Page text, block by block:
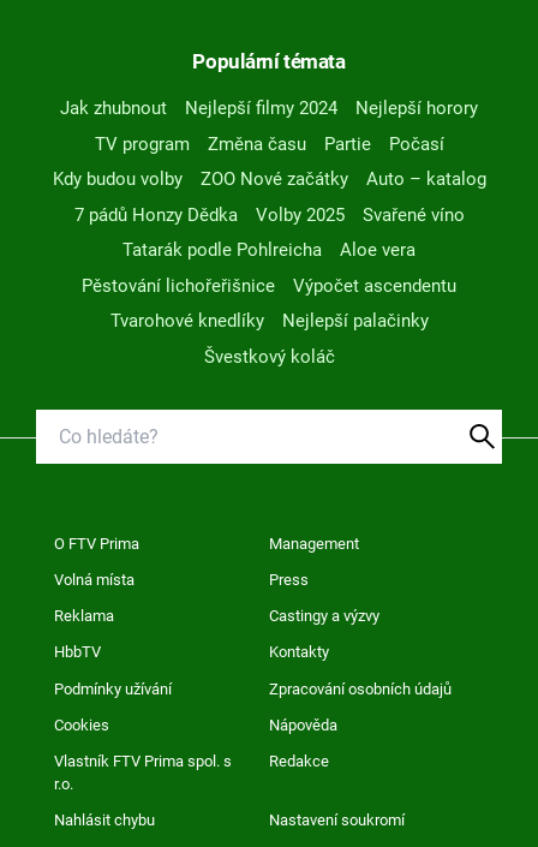
Populární témata
Jak zhubnout Nejlepší filmy 2024
Nejlepší horory
TV program
Změna času Partie
Počasí
Kdy budou volby
ZOO Nové začátky
Auto – katalog
7 pádů Honzy Dědka
Volby 2025
Svařené víno
Tatarák podle Pohlreicha
Aloe vera
Pěstování lichořeřišnice
Výpočet ascendentu
Tvarohové knedlíky
Nejlepší palačinky
Švestkový koláč
O FTV Prima Management
Volná místa Press
Reklama Castingy a výzvy
HbbTV Kontakty
Podmínky užívání Zpracování osobních údajů
Cookies Nápověda
Vlastník FTV Prima spol. s
r.o.
Redakce
Nahlásit chybu Nastavení soukromí